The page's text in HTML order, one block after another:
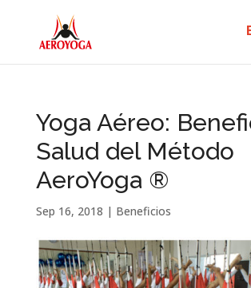
Yoga Aéreo:
Salud del Método
AeroYoga ®
Sep 16, 2018 | Beneficios